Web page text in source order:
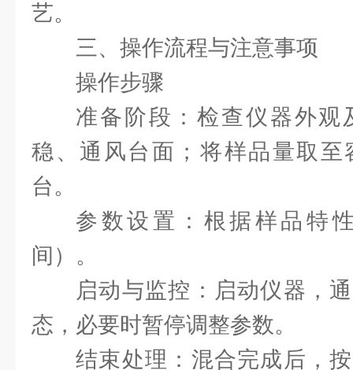
艺。
三、操作流程与注意事项
操作步骤
准备阶段：检查仪器外观
稳、通风台面；将样品量取至
台。
参数设置：根据样品特
间）。
启动与监控：启动仪器，
态，必要时暂停调整参数。
结束处理：混合完成后，